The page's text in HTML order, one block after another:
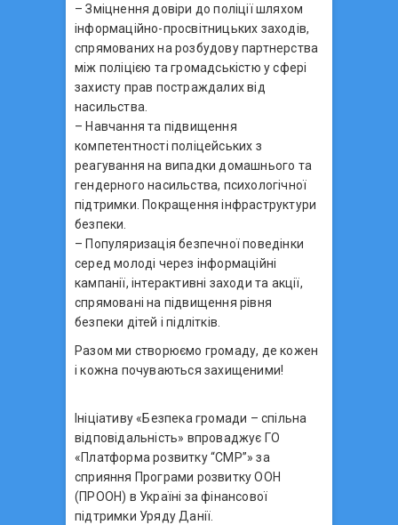
– Зміцнення довіри до поліції шляхом
інформаційно-просвітницьких заходів,
спрямованих на розбудову партнерства
між поліцією та громадськістю у сфері
захисту прав постраждалих від
насильства.
– Навчання та підвищення
компетентності поліцейських з
реагування на випадки домашнього та
гендерного насильства, психологічної
підтримки. Покращення інфраструктури
безпеки.
– Популяризація безпечної поведінки
серед молоді через інформаційні
кампанії, інтерактивні заходи та акції,
спрямовані на підвищення рівня
безпеки дітей і підлітків.
Разом ми створюємо громаду, де кожен
і кожна почуваються захищеними!
Ініціативу «Безпека громади – спільна
відповідальність» впроваджує ГО
«Платформа розвитку “СМР”» за
сприяння Програми розвитку ООН
(ПРООН) в Україні за фінансової
підтримки Уряду Данії.